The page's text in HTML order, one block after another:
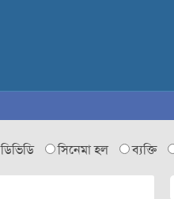
ডিভিডি সিনেমা হল ব্যক্তি